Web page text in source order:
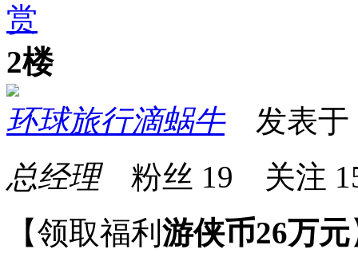
赏
2楼
环球旅行滴蜗牛发表于
总经理粉丝 19 关注
【领取福利 游侠币26万元